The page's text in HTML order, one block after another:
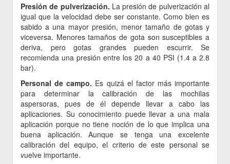
Presión de pulverización. La presión de pulverización al
igual que la velocidad debe ser constante. Como bien es
sabido a una mayor presión, menor tamaño de gotas y
viceversa. Menores tamaños de gota son susceptibles a
deriva, pero gotas grandes pueden escurrir. Se
recomienda una presión entre los 20 a 40 PSI (1.4 a 2.8
bar).
Personal de campo. Es quizá el factor más importante
para determinar la calibración de las mochilas
aspersoras, pues de él depende llevar a cabo las
aplicaciones. Su conocimiento puede llevar a una mala
aplicación porque no tiene noción de lo que implica una
buena aplicación. Aunque se tenga una excelente
calibración del equipo, el criterio de este personal se
vuelve importante.